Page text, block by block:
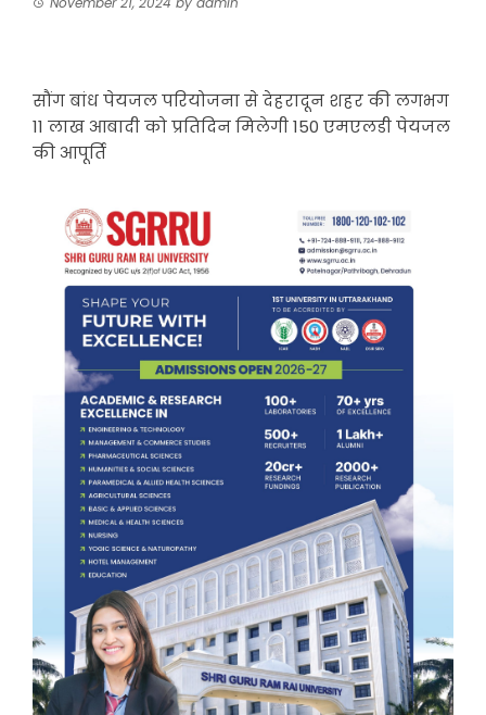
सौंग बांध पेयजल परियोजना से देहरादून शहर की लगभग
11 लाख आबादी को प्रतिदिन मिलेगी 150 एमएलडी पेयजल
की आपूर्ति